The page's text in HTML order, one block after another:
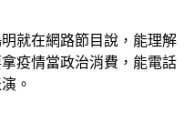
就在網路節目說，能理解
疫情當政治消費，能電話
。